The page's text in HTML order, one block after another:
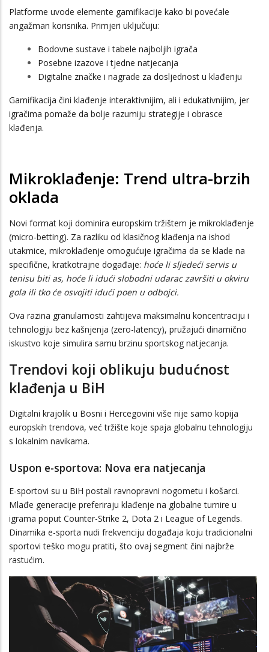
Platforme uvode elemente gamifikacije kako bi povećale
angažman korisnika. Primjeri uključuju:
Bodovne sustave i tabele najboljih igrača
Posebne izazove i tjedne natjecanja
Digitalne značke i nagrade za dosljednost u klađenju
Gamifikacija čini klađenje interaktivnijim, ali i edukativnijim, jer
igračima pomaže da bolje razumiju strategije i obrasce
klađenja.
Mikroklađenje: Trend ultra-brzih
oklada
Novi format koji dominira europskim tržištem je mikroklađenje
(micro-betting). Za razliku od klasičnog klađenja na ishod
utakmice, mikroklađenje omogućuje igračima da se klade na
specifične, kratkotrajne događaje: hoće li sljedeći servis u
tenisu biti as, hoće li idući slobodni udarac završiti u okviru
gola ili tko će osvojiti idući poen u odbojci.
Ova razina granularnosti zahtijeva maksimalnu koncentraciju i
tehnologiju bez kašnjenja (zero-latency), pružajući dinamično
iskustvo koje simulira samu brzinu sportskog natjecanja.
Trendovi koji oblikuju budućnost
klađenja u BiH
Digitalni krajolik u Bosni i Hercegovini više nije samo kopija
europskih trendova, već tržište koje spaja globalnu tehnologiju
s lokalnim navikama.
Uspon e-sportova: Nova era natjecanja
E-sportovi su u BiH postali ravnopravni nogometu i košarci.
Mlađe generacije preferiraju klađenje na globalne turnire u
igrama poput Counter-Strike 2, Dota 2 i League of Legends.
Dinamika e-sporta nudi frekvenciju događaja koju tradicionalni
sportovi teško mogu pratiti, što ovaj segment čini najbrže
rastućim.